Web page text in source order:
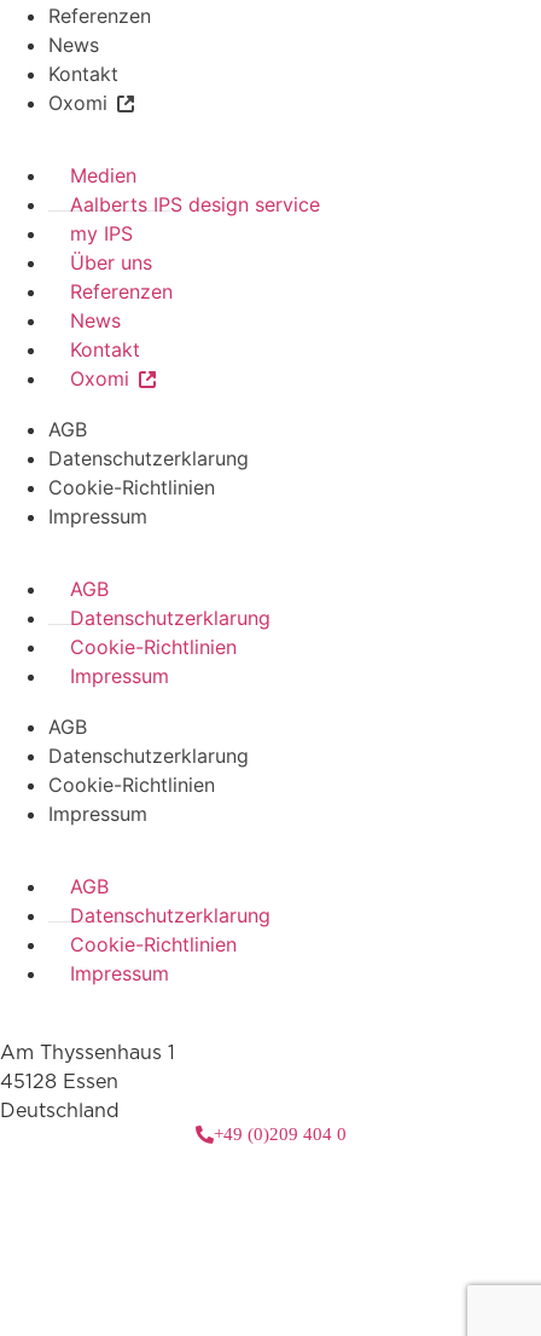
Referenzen
News
Kontakt
Oxomi
Medien
Aalberts IPS design service
my IPS
Über uns
Referenzen
News
Kontakt
Oxomi
AGB
Datenschutzerklarung
Cookie-Richtlinien
Impressum
AGB
Datenschutzerklarung
Cookie-Richtlinien
Impressum
AGB
Datenschutzerklarung
Cookie-Richtlinien
Impressum
AGB
Datenschutzerklarung
Cookie-Richtlinien
Impressum
Am Thyssenhaus 1
45128 Essen
Deutschland
+49 (0)209 404 0